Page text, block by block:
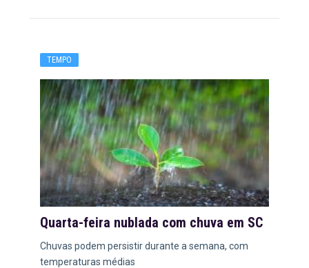
TEMPO
Quarta-feira nublada com chuva em SC
Chuvas podem persistir durante a semana, com
temperaturas médias